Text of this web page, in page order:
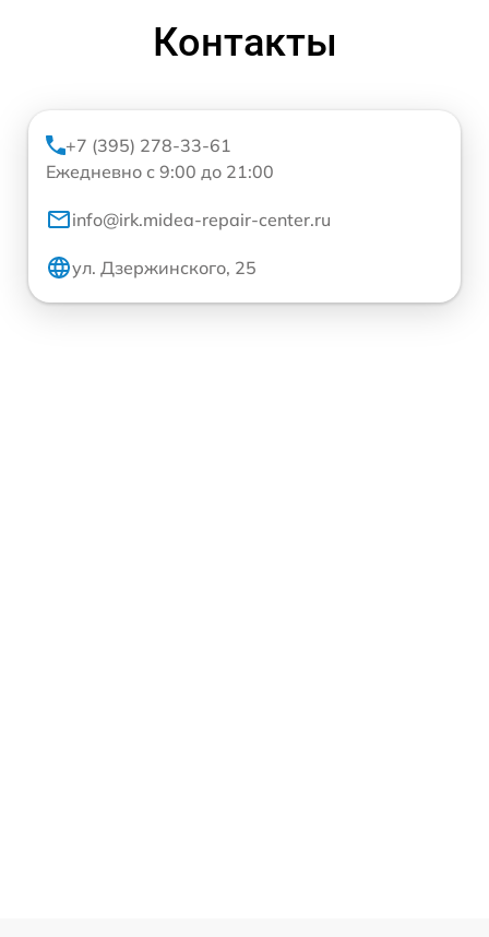
Контакты
+7 (395) 278-33-61
Ежедневно с 9:00 до 21:00
info@irk.midea-repair-center.ru
ул. Дзержинского, 25